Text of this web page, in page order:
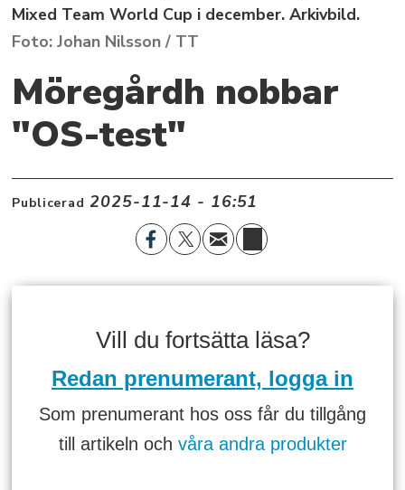
Mixed Team World Cup i december. Arkivbild.
Johan Nilsson / TT
Möregårdh nobbar
"OS-test"
Publicerad 2025-11-14 - 16:51
Vill du fortsätta läsa?
Redan prenumerant, logga in
Som prenumerant hos oss får du tillgång
till artikeln och våra andra produkter